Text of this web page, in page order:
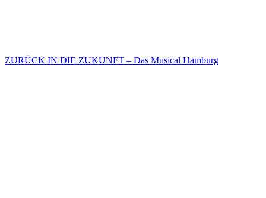
ZURÜCK IN DIE ZUKUNFT – Das Musical Hamburg